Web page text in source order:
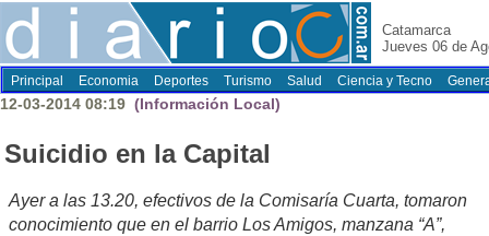
Catamarca
Jueves 06 de
Principal Economia Deportes Turismo Salud Ciencia y Tecno
12-03-2014 08:19 (Información Local)
Suicidio en la Capital
Ayer a las 13.20, efectivos de la Comisaría Cuarta, tomaron
conocimiento que en el barrio Los Amigos, manzana “A”,